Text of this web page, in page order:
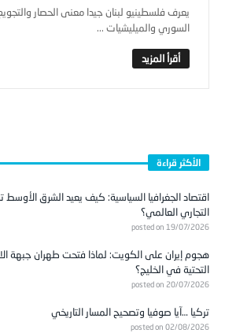
يعرف فلسطينيو لبنان جيدا معنى الحصار
السوري والميليشيات ...
الأكثر قراءة
اقتصاد الجغرافيا السياسية: كيف يعيد الشرق الأوسط
التجاري العالمي؟
posted on 19/07/2026
هجوم إيران على الكويت: لماذا فتحت طهران جبهة
التحتية في الخليج؟
posted on 20/07/2026
تركيا …آيا صوفيا وتصحيح المسار التاريخي
posted on 02/08/2026